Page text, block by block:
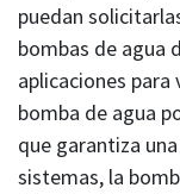
puedan
bombas de agua
aplicaciones para
bomba de agua
que garantiza
sistemas, la